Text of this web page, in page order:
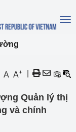
A A+
Quản lý thị
và chính